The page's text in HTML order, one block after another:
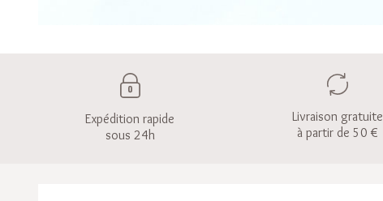
Expédition rapide
sous 24h
Livraison gratuite
à partir de 50 €